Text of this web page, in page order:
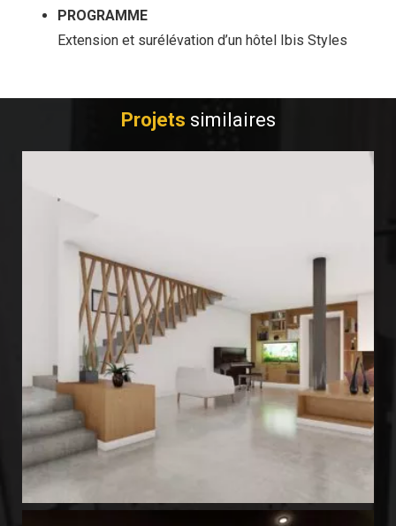
PROGRAMME
Extension et surélévation d’un hôtel Ibis Styles
Projets similaires
VILLA S2